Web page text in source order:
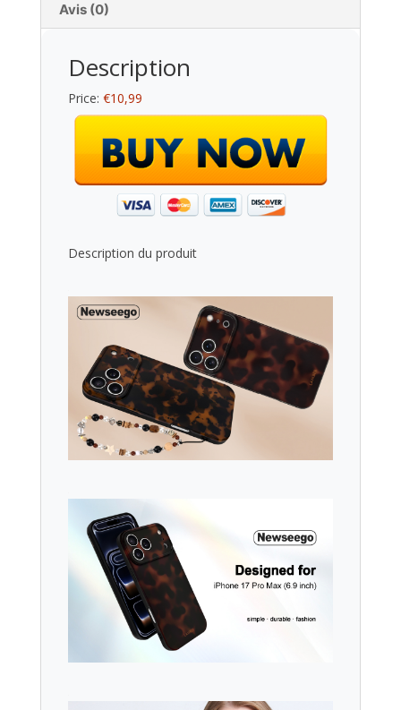
Avis (0)
Description
Price: €10,99
Description du produit